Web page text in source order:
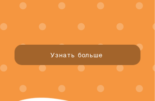
Узнать больше